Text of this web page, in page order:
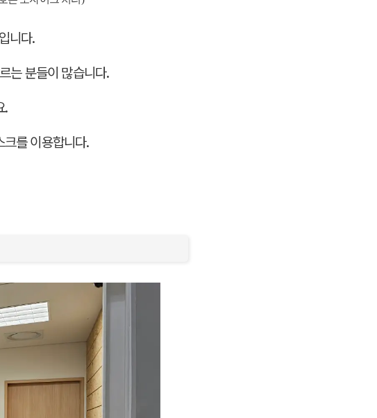
니다.
는 분들이 많습니다.
.
를 이용합니다.